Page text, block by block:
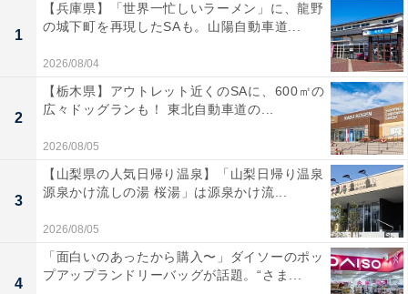
1
【兵庫県】「世界一忙しいラーメン」に、龍野
の城下町を再現したSAも。山陽自動車道...
2026/08/04
2
【栃木県】アウトレット近くのSAに、600㎡の
広々ドッグランも！ 東北自動車道の...
2026/08/05
3
【山梨県の人気日帰り温泉】「山梨日帰り温泉
源泉かけ流しの湯 桜湯」は源泉かけ流...
2026/08/05
4
「面白いのあったから購入〜」ダイソーのポッ
プアップランドリーバッグが話題。“さま...